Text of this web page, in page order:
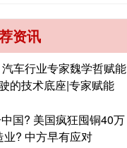
资讯
车行业专家魏学哲赋能
的技术底座|专家赋能
国? 美国疯狂囤铜40万
? 中方早有应对